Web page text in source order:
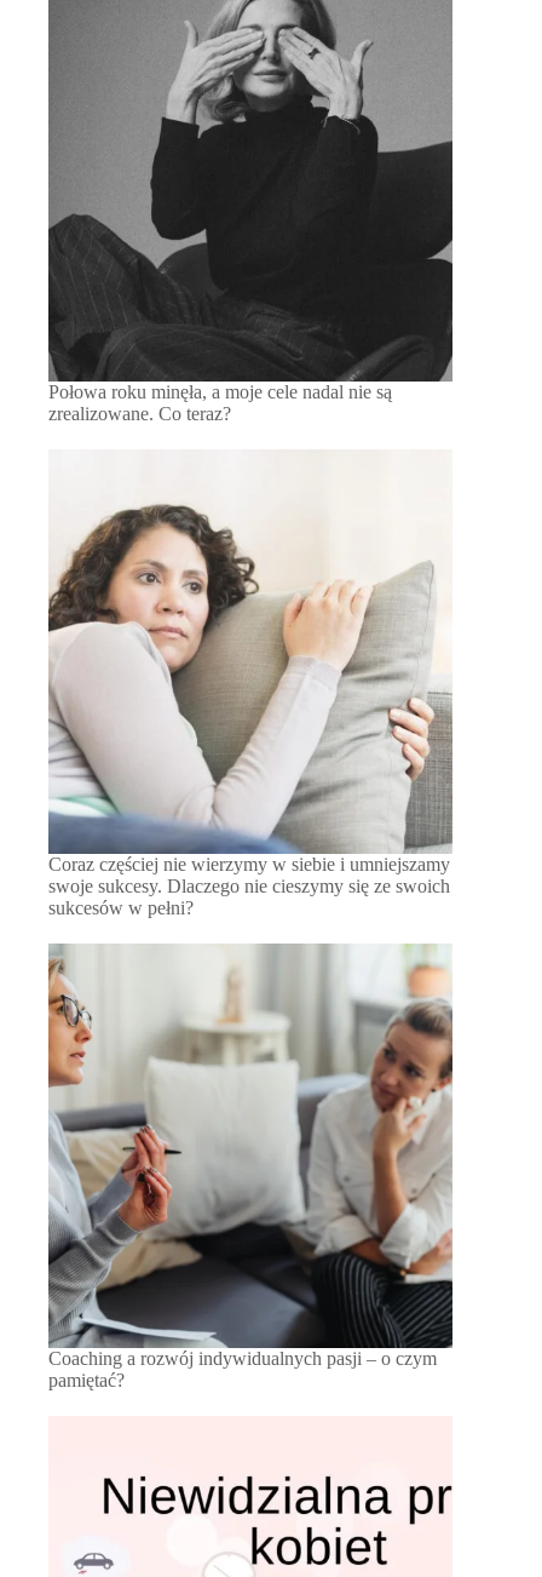
Połowa roku minęła, a moje cele nadal nie są
zrealizowane. Co teraz?
Coraz częściej nie wierzymy w siebie i umniejszamy
swoje sukcesy. Dlaczego nie cieszymy się ze swoich
sukcesów w pełni?
Coaching a rozwój indywidualnych pasji – o czym
pamiętać?